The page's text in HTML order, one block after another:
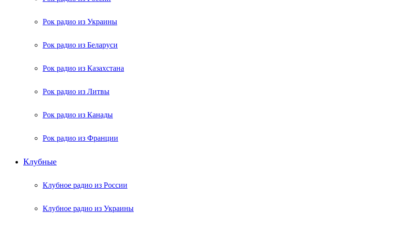
Рок радио из Украины
Рок радио из Беларуси
Рок радио из Казахстана
Рок радио из Литвы
Рок радио из Канады
Рок радио из Франции
Клубные
Клубное радио из России
Клубное радио из Украины